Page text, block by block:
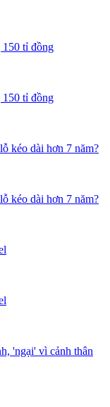
150 tỉ đồng
150 tỉ đồng
kéo dài hơn 7 năm?
kéo dài hơn 7 năm?
'ngại' vì cảnh thân